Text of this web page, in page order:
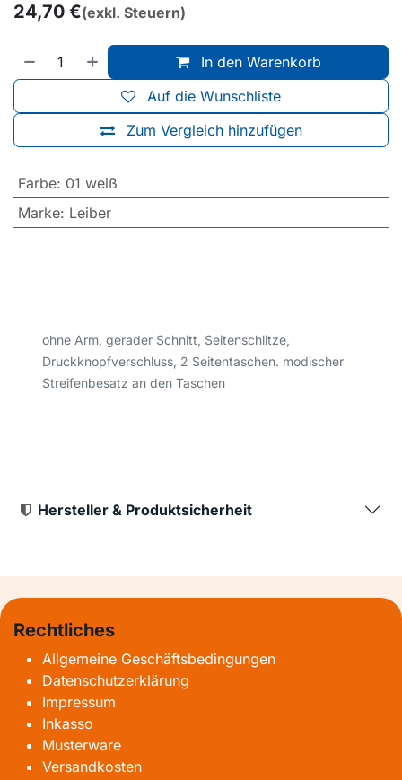
24,70 €(exkl. Steuern)
In den Warenkorb
Zum Vergleich hinzufügen
Auf die Wunschliste
Farbe: 01 weiß
Marke: Leiber
ohne Arm, gerader Schnitt, Seitenschlitze,
Druckknopfverschluss, 2 Seitentaschen. modischer
Streifenbesatz an den Taschen
Hersteller & Produktsicherheit
Rechtliches
Allgemeine Geschäftsbedingungen
Datenschutzerklärung
Impressum
Inkasso
Musterware
Versandkosten